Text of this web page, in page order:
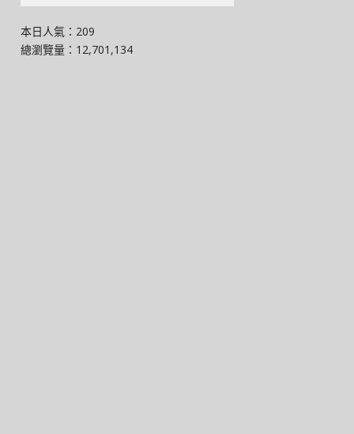
本日人氣：209
總瀏覽量：12,701,134